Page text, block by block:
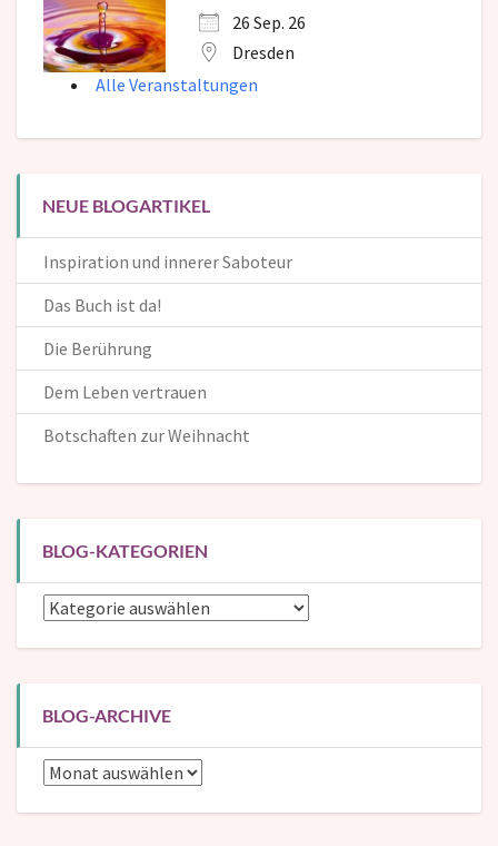
26 Sep. 26
Dresden
Alle Veranstaltungen
NEUE BLOGARTIKEL
Inspiration und innerer Saboteur
Das Buch ist da!
Die Berührung
Dem Leben vertrauen
Botschaften zur Weihnacht
BLOG-KATEGORIEN
Blog-
BLOG-ARCHIVE
Blog-